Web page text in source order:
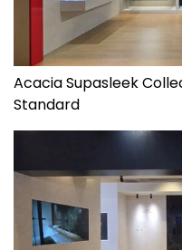
Acacia Supasleek
Standard